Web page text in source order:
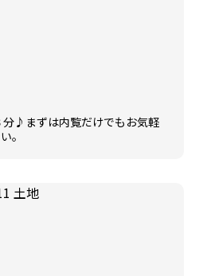
分♪まずは内覧だけでもお気軽
。